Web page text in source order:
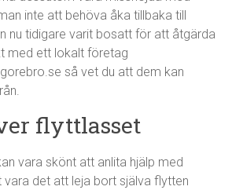
inte att behöva åka tillbaka till
nu tidigare varit bosatt för att åtgärda
med ett lokalt företag
så vet du att dem kan
flyttlasset
vara skönt att anlita hjälp med
det att leja bort själva flytten